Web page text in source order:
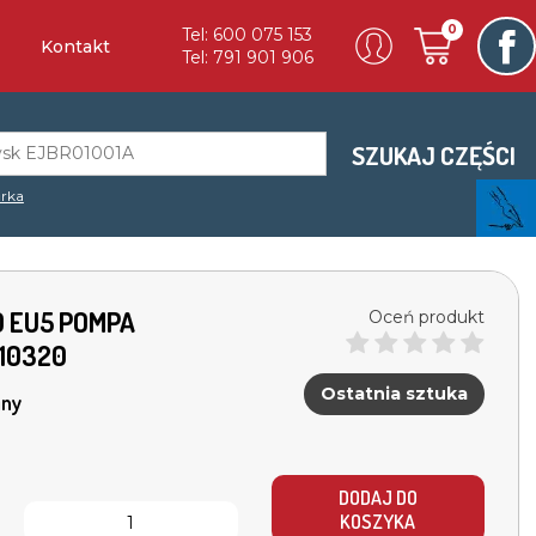
Kontakt
Tel: 600 075 153
Tel: 791 901 906
0
SZUKAJ CZĘŚCI
POMPA
Oceń produkt
Ostatnia sztuka
DODAJ DO
KOSZYKA